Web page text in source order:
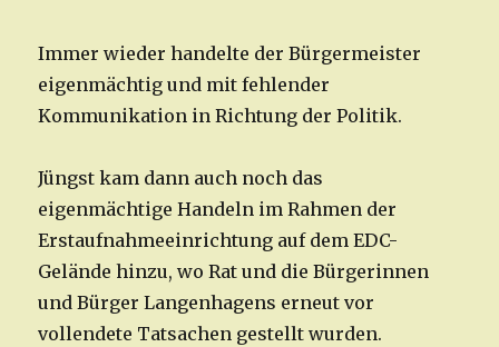
Immer wieder handelte der Bürgermeister
eigenmächtig und mit fehlender
Kommunikation in Richtung der Politik.
Jüngst kam dann auch noch das
eigenmächtige Handeln im Rahmen der
Erstaufnahmeeinrichtung auf dem EDC-
Gelände hinzu, wo Rat und die Bürgerinnen
und Bürger Langenhagens erneut vor
vollendete Tatsachen gestellt wurden.